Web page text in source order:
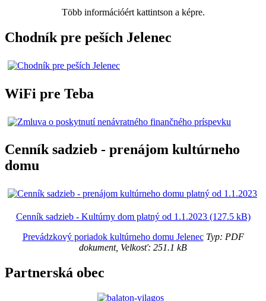
Több információért kattintson a képre.
Chodník pre peších Jelenec
WiFi pre Teba
Cenník sadzieb - prenájom kultúrneho
domu
Cenník sadzieb - Kultúrny dom platný od 1.1.2023 (127.5 kB)
Prevádzkový poriadok kultúrneho domu JelenecTyp: PDF
dokument, Velkosť: 251.1 kB
Partnerská obec